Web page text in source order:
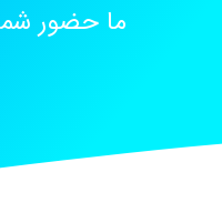
ما حضور